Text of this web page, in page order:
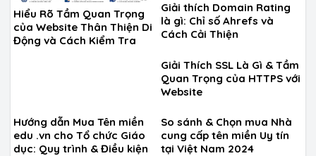
Hiểu Rõ Tầm Quan Trọng
của Website Thân Thiện Di
Động và Cách Kiểm Tra
Giải thích Domain Rating
là gì: Chỉ số Ahrefs và
Cách Cải Thiện
Giải Thích SSL Là Gì & Tầm
Quan Trọng của HTTPS với
Website
Hướng dẫn Mua Tên miền
edu .vn cho Tổ chức Giáo
dục: Quy trình & Điều kiện
So sánh & Chọn mua Nhà
cung cấp tên miền Uy tín
tại Việt Nam 2024